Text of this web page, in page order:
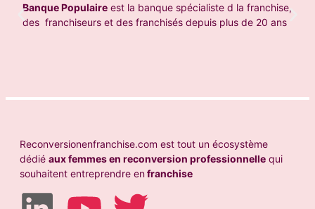
Banque Populaire est la banque spécialiste d la franchise,
des franchiseurs et des franchisés depuis plus de 20 ans
Reconversionenfranchise.com est tout un écosystème
dédié aux femmes en reconversion professionnelle qui
souhaitent entreprendre enfranchise